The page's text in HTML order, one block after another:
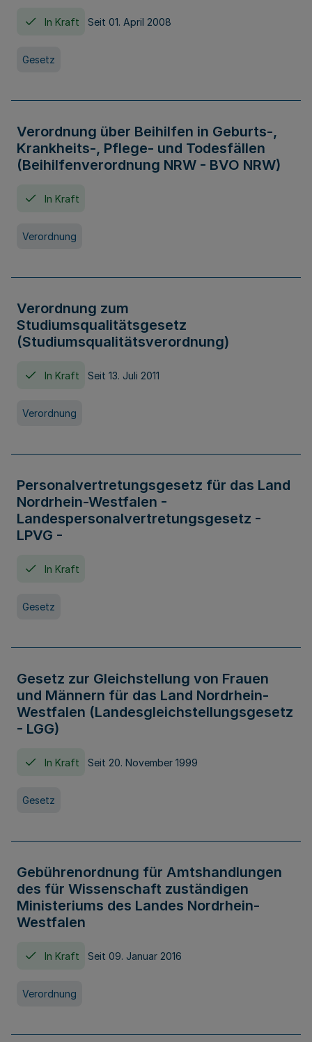
In Kraft Seit 01. April 2008
Gesetz
Verordnung über Beihilfen in Geburts-,
Krankheits-, Pflege- und Todesfällen
(Beihilfenverordnung NRW - BVO NRW)
In Kraft
Verordnung
Verordnung zum
Studiumsqualitätsgesetz
(Studiumsqualitätsverordnung)
In Kraft Seit 13. Juli 2011
Verordnung
Personalvertretungsgesetz für das Land
Nordrhein-Westfalen -
Landespersonalvertretungsgesetz -
LPVG -
In Kraft
Gesetz
Gesetz zur Gleichstellung von Frauen
und Männern für das Land Nordrhein-
Westfalen (Landesgleichstellungsgesetz
- LGG)
In Kraft Seit 20. November 1999
Gesetz
Gebührenordnung für Amtshandlungen
des für Wissenschaft zuständigen
Ministeriums des Landes Nordrhein-
Westfalen
In Kraft Seit 09. Januar 2016
Verordnung